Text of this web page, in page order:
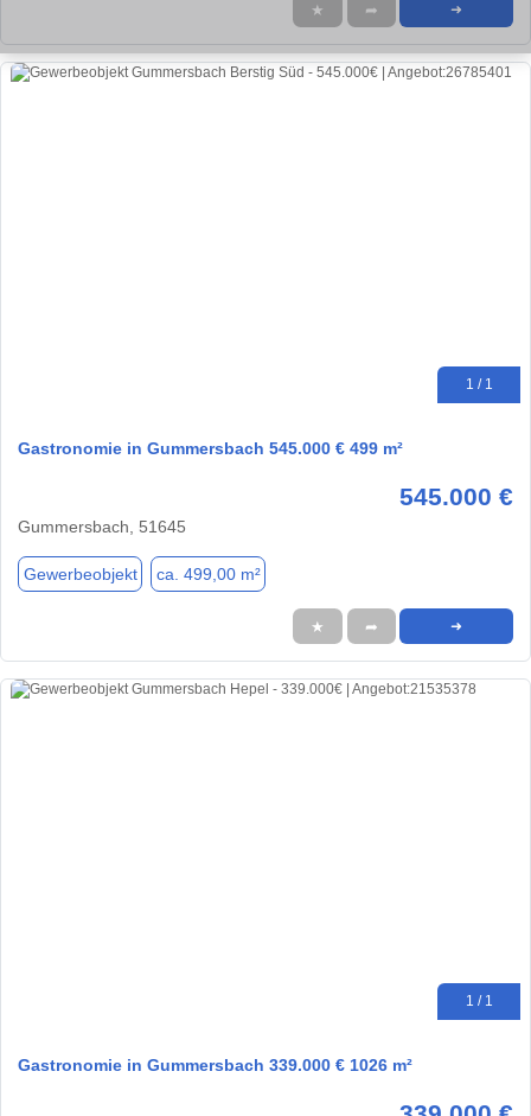
★ ➦ ➜
1 / 1
Gastronomie in Gummersbach 545.000 € 499 m²
545.000 €
Gummersbach, 51645
Gewerbeobjekt ca. 499,00 m²
★ ➦ ➜
1 / 1
Gastronomie in Gummersbach 339.000 € 1026 m²